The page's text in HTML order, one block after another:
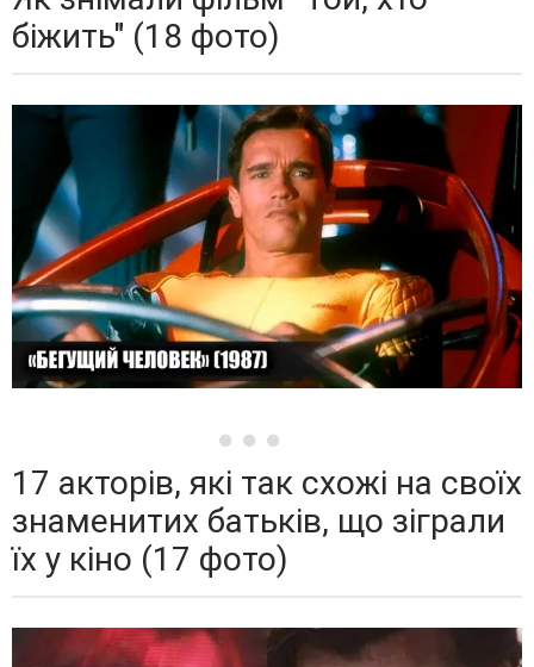
біжить" (18 фото)
17 акторів, які так схожі на своїх
знаменитих батьків, що зіграли
їх у кіно (17 фото)